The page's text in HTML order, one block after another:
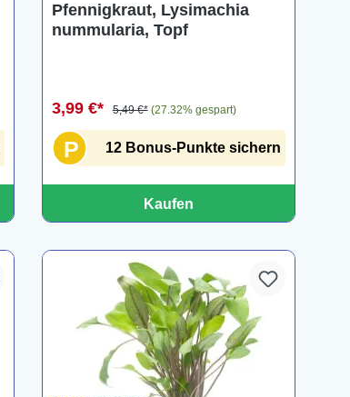
Pfennigkraut, Lysimachia
nummularia, Topf
3,99 €* 5,49 €* (27.32% gespart)
P 12 Bonus-Punkte sichern
Kaufen